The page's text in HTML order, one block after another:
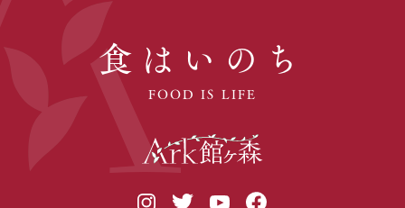
食はいのち
FOOD IS LIFE